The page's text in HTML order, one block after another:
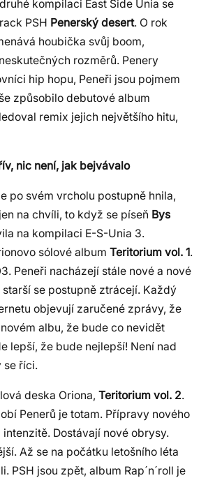
kompilaci East Side Unia se
PSH Penerský desert. O rok
houbička svůj boom,
rozměrů. Penery
hip hopu, Peneři jsou pojmem
způsobilo debutové album
remix jejich největšího hitu,
nic není, jak bejvávalo
po svém vrcholu postupně hnila,
na chvíli, to když se píseň Bys
na kompilaci E-S-Unia 3.
sólové album Teritorium vol. 1.
Peneři nacházejí stále nové a nové
se postupně ztrácejí. Každý
objevují zaručené zprávy, že
albu, že bude co nevidět
lepší, že bude nejlepší! Není nad
se říci.
deska Oriona, Teritorium vol. 2.
Penerů je totam. Přípravy nového
Dostávají nové obrysy.
Až se na počátku letošního léta
PSH jsou zpět, album Rap´n´roll je